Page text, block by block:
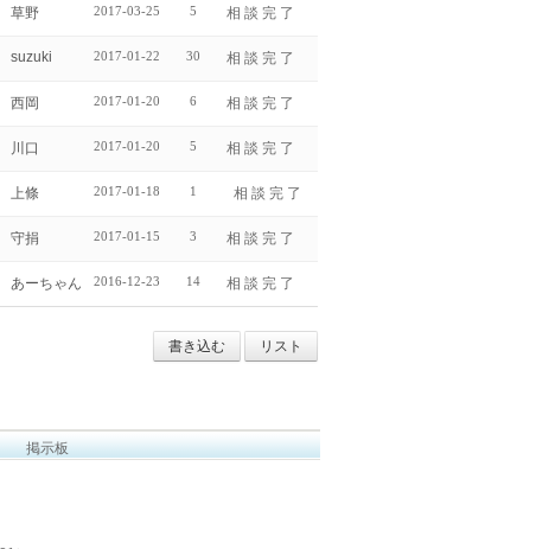
草野 2017-03-25 5 相 談 完 了
suzuki 2017-01-22 30 相 談 完 了
西岡 2017-01-20 6 相 談 完 了
川口 2017-01-20 5 相 談 完 了
上條 2017-01-18 1 相 談 完 了
守捐 2017-01-15 3 相 談 完 了
あーちゃん 2016-12-23 14 相 談 完 了
書き込む リスト
掲示板